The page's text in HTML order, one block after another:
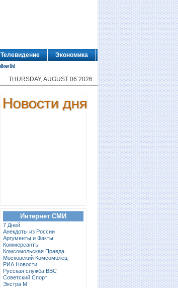
Телевидение
Экономика
THURSDAY, AUGUST 06 2026
Интернет СМИ
7 Дней
Анекдоты из России
Аргументы и Факты
Коммерсантъ
Комсомольская Правда
Московский Комсомолец
РИА Новости
Русская служба BBC
Советский Спорт
Экстра М